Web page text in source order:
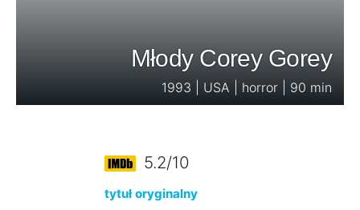
Młody Corey Gorey
1993 | USA | horror | 90 min
5.2/10
tytuł oryginalny